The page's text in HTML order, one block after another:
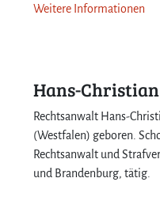
Weitere Informationen
Hans-
Rechtsanwalt Hans-
(Westfalen) geboren.
Rechtsanwalt und
und Brandenburg, tätig.